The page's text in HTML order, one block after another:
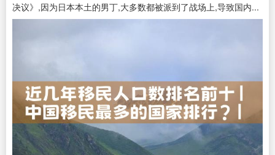
决议》,因为日本本土的男丁,大多数都被派到了战场上,导致国内...